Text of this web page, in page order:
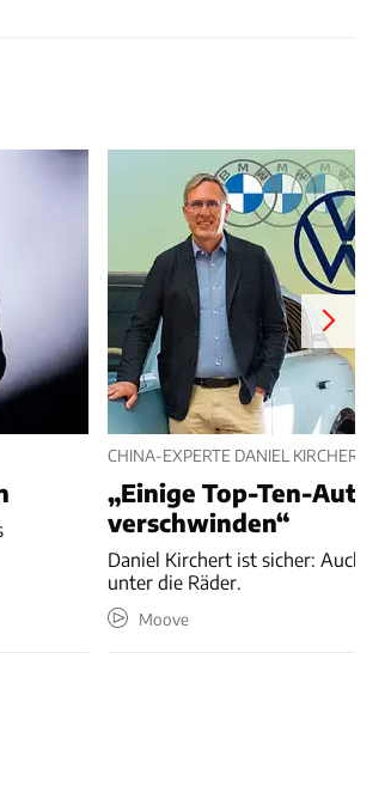
CHINA-EXPERTE DANIEL KIRCHERT
„Einige Top-Ten-
verschwinden“
Daniel Kirchert ist sicher: Auch große Autokonzerne kommen
unter die Räder.
Moove